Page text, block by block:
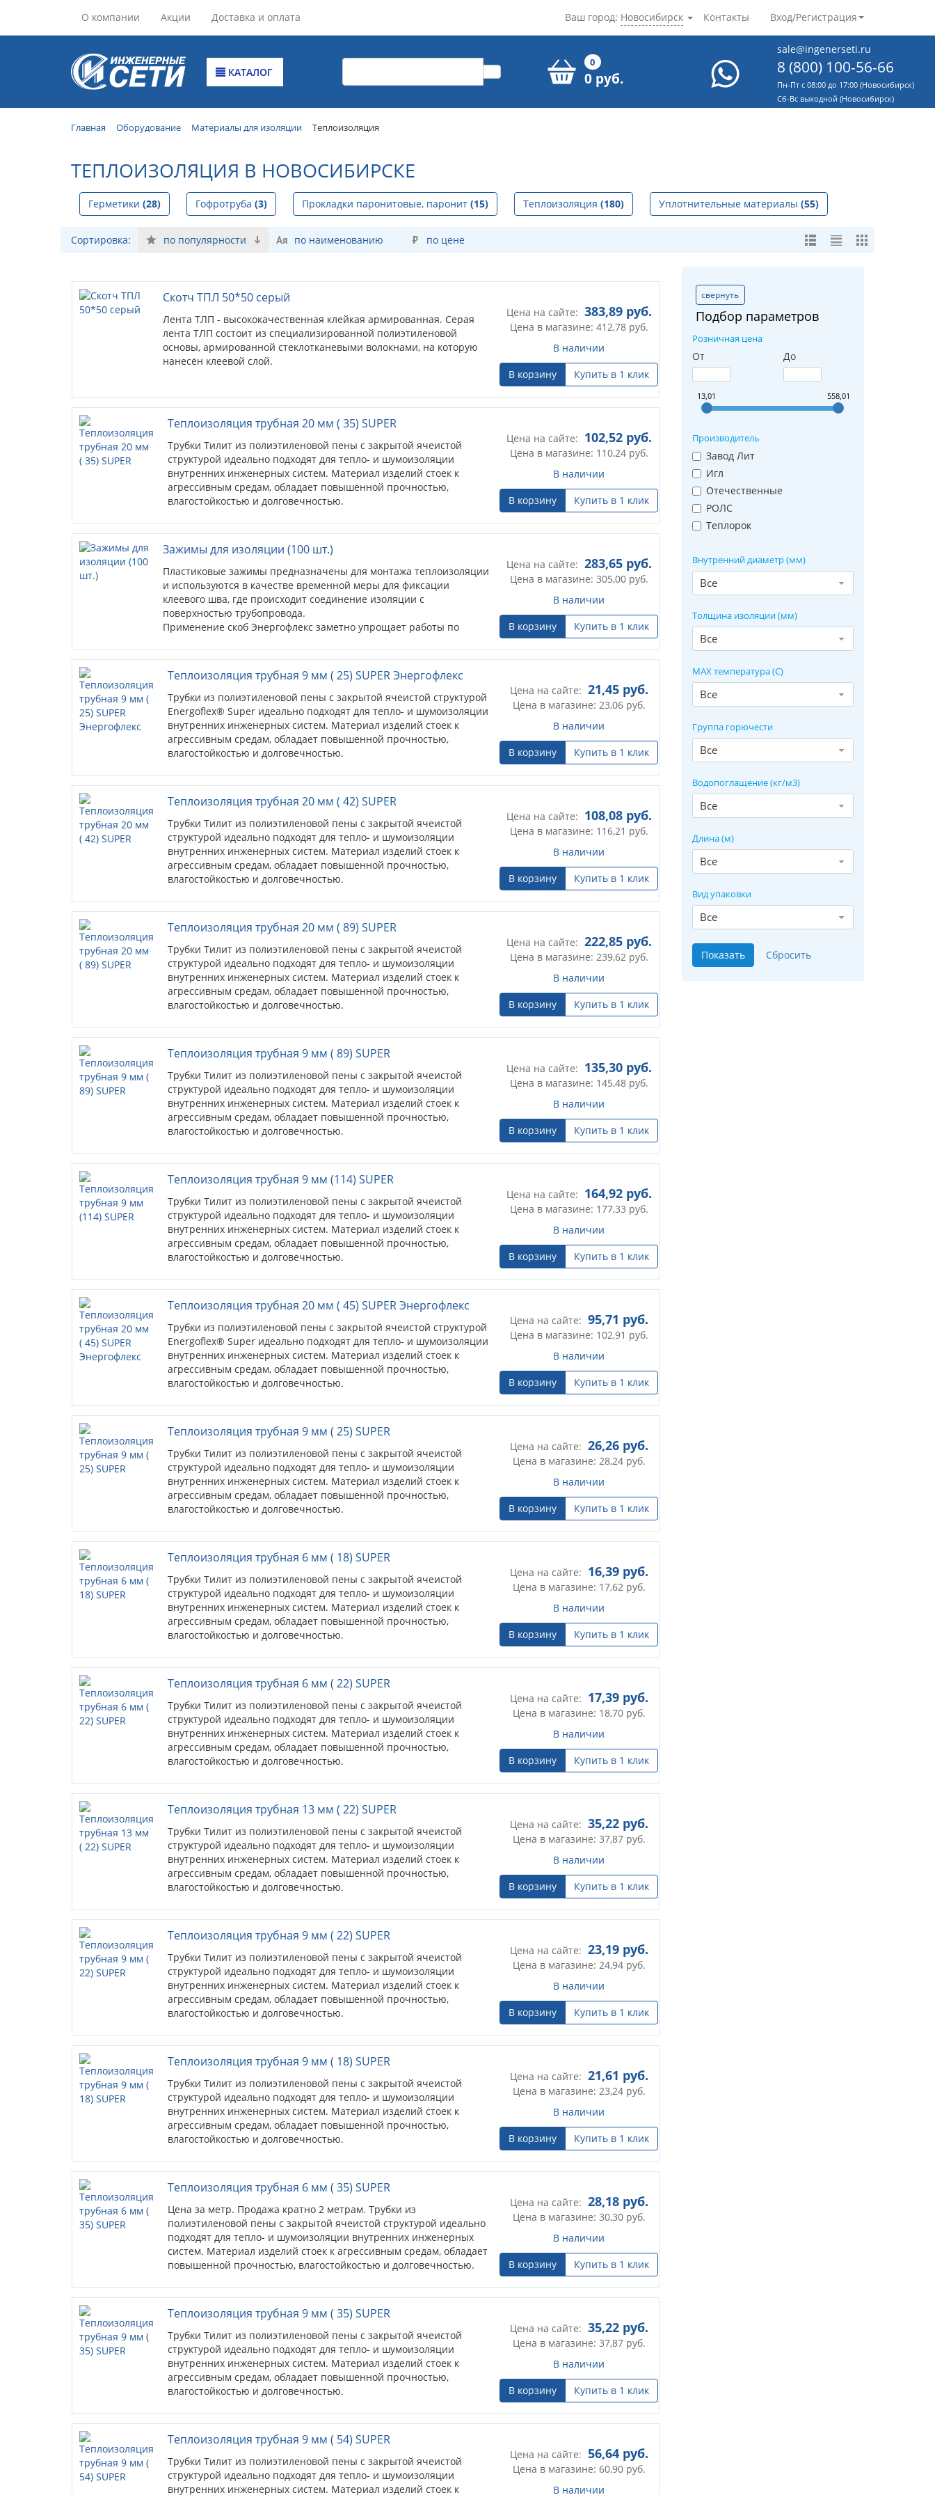
О компании Акции Доставка и оплата Контакты Вход/Регистрация
Ваш город: Новосибирск
КАТАЛОГ
0
0 руб.
sale@ingenerseti.ru
8 (800) 100-56-66
Пн-Пт с 08:00 до 17:00 (Новосибирск)
Cб-Вс выходной (Новосибирск)
Главная Оборудование Материалы для изоляции Теплоизоляция
ТЕПЛОИЗОЛЯЦИЯ В НОВОСИБИРСКЕ
Герметики (28) Гофротруба (3) Прокладки паронитовые, паронит (15) Теплоизоляция (180) Уплотнительные материалы (55)
Сортировка: по популярности по наименованию по цене
свернуть
Подбор параметров
Розничная цена
От До
13,01 558,01
Производитель
Завод Лит
Игл
Отечественные
РОЛС
Теплорок
Внутренний диаметр (мм)
Все
Толщина изоляции (мм)
Все
MAX температура (С)
Все
Группа горючести
Все
Водопоглащение (кг/м3)
Все
Длина (м)
Все
Вид упаковки
Все
Скотч ТПЛ 50*50 серый
Лента ТЛП - высококачественная клейкая армированная. Серая
лента ТЛП состоит из специализированной полиэтиленовой
основы, армированной стеклотканевыми волокнами, на которую
нанесён клеевой слой.
Цена на сайте: 383,89руб.
Цена в магазине: 412,78руб.
В наличии
В корзину
Купить в 1 клик
Теплоизоляция трубная 20 мм ( 35) SUPER
Трубки Тилит из полиэтиленовой пены с закрытой ячеистой
структурой идеально подходят для тепло- и шумоизоляции
внутренних инженерных систем. Материал изделий стоек к
агрессивным средам, обладает повышенной прочностью,
влагостойкостью и долговечностью.
Цена на сайте: 102,52руб.
Цена в магазине: 110,24руб.
В наличии
В корзину
Купить в 1 клик
Зажимы для изоляции (100 шт.)
Пластиковые зажимы предназначены для монтажа теплоизоляции
и используются в качестве временной меры для фиксации
клеевого шва, где происходит соединение изоляции с
поверхностью трубопровода.
Применение скоб Энергофлекс заметно упрощает работы по
Цена на сайте: 283,65руб.
Цена в магазине: 305,00руб.
В наличии
В корзину
Купить в 1 клик
Теплоизоляция трубная 9 мм ( 25) SUPER Энергофлекс
Трубки из полиэтиленовой пены с закрытой ячеистой структурой
Energoflex® Super идеально подходят для тепло- и шумоизоляции
внутренних инженерных систем. Материал изделий стоек к
агрессивным средам, обладает повышенной прочностью,
влагостойкостью и долговечностью.
Цена на сайте: 21,45руб.
Цена в магазине: 23,06руб.
В наличии
В корзину
Купить в 1 клик
Теплоизоляция трубная 20 мм ( 42) SUPER
Трубки Тилит из полиэтиленовой пены с закрытой ячеистой
структурой идеально подходят для тепло- и шумоизоляции
внутренних инженерных систем. Материал изделий стоек к
агрессивным средам, обладает повышенной прочностью,
влагостойкостью и долговечностью.
Цена на сайте: 108,08руб.
Цена в магазине: 116,21 руб.
В наличии
В корзину
Купить в 1 клик
Теплоизоляция трубная 20 мм ( 89) SUPER
Трубки Тилит из полиэтиленовой пены с закрытой ячеистой
структурой идеально подходят для тепло- и шумоизоляции
внутренних инженерных систем. Материал изделий стоек к
агрессивным средам, обладает повышенной прочностью,
влагостойкостью и долговечностью.
Цена на сайте: 222,85руб.
Цена в магазине: 239,62 руб.
В наличии
В корзину
Купить в 1 клик
Теплоизоляция трубная 9 мм ( 89) SUPER
Трубки Тилит из полиэтиленовой пены с закрытой ячеистой
структурой идеально подходят для тепло- и шумоизоляции
внутренних инженерных систем. Материал изделий стоек к
агрессивным средам, обладает повышенной прочностью,
влагостойкостью и долговечностью.
Цена на сайте: 135,30руб.
Цена в магазине: 145,48руб.
В наличии
В корзину
Купить в 1 клик
Теплоизоляция трубная 9 мм (114) SUPER
Трубки Тилит из полиэтиленовой пены с закрытой ячеистой
структурой идеально подходят для тепло- и шумоизоляции
внутренних инженерных систем. Материал изделий стоек к
агрессивным средам, обладает повышенной прочностью,
влагостойкостью и долговечностью.
Цена на сайте: 164,92руб.
Цена в магазине: 177,33 руб.
В наличии
В корзину
Купить в 1 клик
Теплоизоляция трубная 20 мм ( 45) SUPER Энергофлекс
Трубки из полиэтиленовой пены с закрытой ячеистой структурой
Energoflex® Super идеально подходят для тепло- и шумоизоляции
внутренних инженерных систем. Материал изделий стоек к
агрессивным средам, обладает повышенной прочностью,
влагостойкостью и долговечностью.
Цена на сайте: 95,71 руб.
Цена в магазине: 102,91 руб.
В наличии
В корзину
Купить в 1 клик
Теплоизоляция трубная 9 мм ( 25) SUPER
Трубки Тилит из полиэтиленовой пены с закрытой ячеистой
структурой идеально подходят для тепло- и шумоизоляции
внутренних инженерных систем. Материал изделий стоек к
агрессивным средам, обладает повышенной прочностью,
влагостойкостью и долговечностью.
Цена на сайте: 26,26руб.
Цена в магазине: 28,24руб.
В наличии
В корзину
Купить в 1 клик
Теплоизоляция трубная 6 мм ( 18) SUPER
Трубки Тилит из полиэтиленовой пены с закрытой ячеистой
структурой идеально подходят для тепло- и шумоизоляции
внутренних инженерных систем. Материал изделий стоек к
агрессивным средам, обладает повышенной прочностью,
влагостойкостью и долговечностью.
Цена на сайте: 16,39руб.
Цена в магазине: 17,62 руб.
В наличии
В корзину
Купить в 1 клик
Теплоизоляция трубная 6 мм ( 22) SUPER
Трубки Тилит из полиэтиленовой пены с закрытой ячеистой
структурой идеально подходят для тепло- и шумоизоляции
внутренних инженерных систем. Материал изделий стоек к
агрессивным средам, обладает повышенной прочностью,
влагостойкостью и долговечностью.
Цена на сайте: 17,39руб.
Цена в магазине: 18,70руб.
В наличии
В корзину
Купить в 1 клик
Теплоизоляция трубная 13 мм ( 22) SUPER
Трубки Тилит из полиэтиленовой пены с закрытой ячеистой
структурой идеально подходят для тепло- и шумоизоляции
внутренних инженерных систем. Материал изделий стоек к
агрессивным средам, обладает повышенной прочностью,
влагостойкостью и долговечностью.
Цена на сайте: 35,22руб.
Цена в магазине: 37,87руб.
В наличии
В корзину
Купить в 1 клик
Теплоизоляция трубная 9 мм ( 22) SUPER
Трубки Тилит из полиэтиленовой пены с закрытой ячеистой
структурой идеально подходят для тепло- и шумоизоляции
внутренних инженерных систем. Материал изделий стоек к
агрессивным средам, обладает повышенной прочностью,
влагостойкостью и долговечностью.
Цена на сайте: 23,19руб.
Цена в магазине: 24,94руб.
В наличии
В корзину
Купить в 1 клик
Теплоизоляция трубная 9 мм ( 18) SUPER
Трубки Тилит из полиэтиленовой пены с закрытой ячеистой
структурой идеально подходят для тепло- и шумоизоляции
внутренних инженерных систем. Материал изделий стоек к
агрессивным средам, обладает повышенной прочностью,
влагостойкостью и долговечностью.
Цена на сайте: 21,61 руб.
Цена в магазине: 23,24руб.
В наличии
В корзину
Купить в 1 клик
Теплоизоляция трубная 6 мм ( 35) SUPER
Цена за метр. Продажа кратно 2 метрам. Трубки из
полиэтиленовой пены с закрытой ячеистой структурой идеально
подходят для тепло- и шумоизоляции внутренних инженерных
систем. Материал изделий стоек к агрессивным средам, обладает
повышенной прочностью, влагостойкостью и долговечностью.
Цена на сайте: 28,18руб.
Цена в магазине: 30,30руб.
В наличии
В корзину
Купить в 1 клик
Теплоизоляция трубная 9 мм ( 35) SUPER
Трубки Тилит из полиэтиленовой пены с закрытой ячеистой
структурой идеально подходят для тепло- и шумоизоляции
внутренних инженерных систем. Материал изделий стоек к
агрессивным средам, обладает повышенной прочностью,
влагостойкостью и долговечностью.
Цена на сайте: 35,22руб.
Цена в магазине: 37,87руб.
В наличии
В корзину
Купить в 1 клик
Теплоизоляция трубная 9 мм ( 54) SUPER
Трубки Тилит из полиэтиленовой пены с закрытой ячеистой
структурой идеально подходят для тепло- и шумоизоляции
внутренних инженерных систем. Материал изделий стоек к
Цена на сайте: 56,64руб.
Цена в магазине: 60,90руб.
В наличии